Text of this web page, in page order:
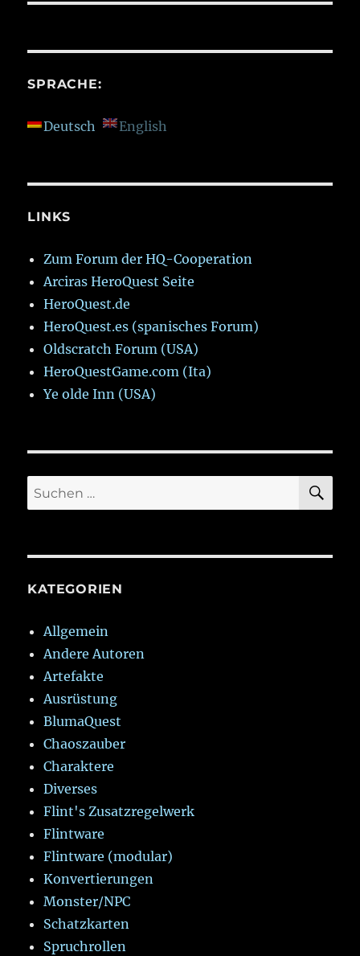
SPRACHE:
Deutsch English
LINKS
Zum Forum der HQ-Cooperation
Arciras HeroQuest Seite
HeroQuest.de
HeroQuest.es (spanisches Forum)
Oldscratch Forum (USA)
HeroQuestGame.com (Ita)
Ye olde Inn (USA)
Suchen
nach:
KATEGORIEN
Allgemein
Andere Autoren
Artefakte
Ausrüstung
BlumaQuest
Chaoszauber
Charaktere
Diverses
Flint's Zusatzregelwerk
Flintware
Flintware (modular)
Konvertierungen
Monster/NPC
Schatzkarten
Spruchrollen